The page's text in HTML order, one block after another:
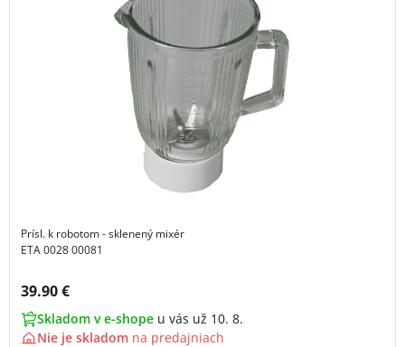
Prísl. k robotom - sklenený mixér
ETA 0028 00081
Cena s DPH:
39.90 €
Skladom v e-shope u vás už 10. 8.
Nie je skladom na predajniach